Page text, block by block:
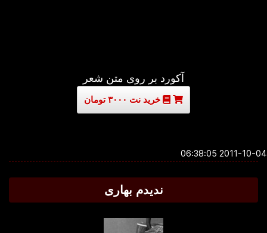
آکورد بر روی متن شعر
خرید نت ۳۰۰۰ تومان
2011-10-04
ندیدم بهاری